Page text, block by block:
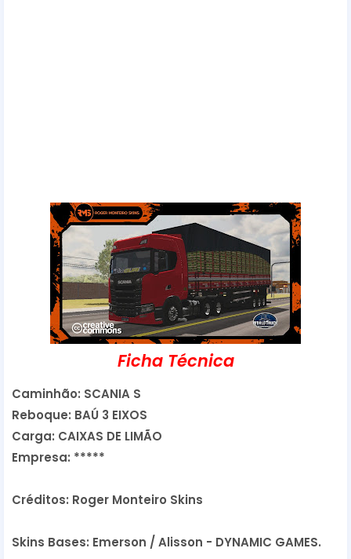
Ficha Técnica
Caminhão: SCANIA S
Reboque: BAÚ 3 EIXOS
Carga: CAIXAS DE LIMÃO
Empresa: *****
Créditos: Roger Monteiro Skins
Skins Bases: Emerson / Alisson - DYNAMIC GAMES.